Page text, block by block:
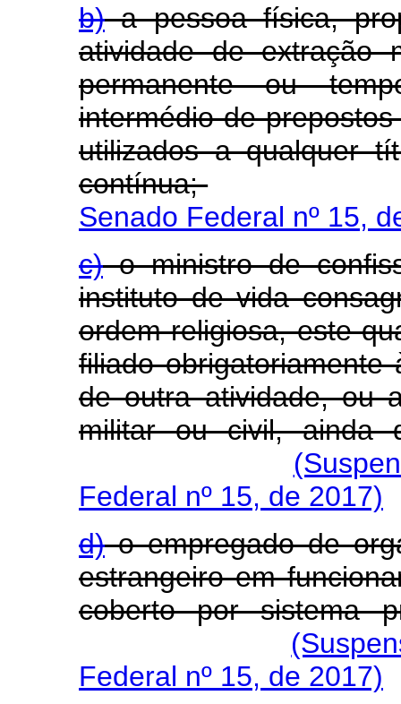
b)a pessoa física,
atividade de extração
permanente ou
intermédio de
utilizados a qualquer
contínua;
Senado Federal nº 15,
c)o ministro de
instituto de vida
ordem religiosa, este
filiado
de outra atividade, ou
militar ou civil, ainda
Federal nº 15, de 2017)
d)o empregado de
estrangeiro em
coberto por sistema
Federal nº 15, de 2017)